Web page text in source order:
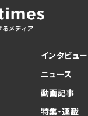
インタビュー
ニュース
動画記事
特集・連載